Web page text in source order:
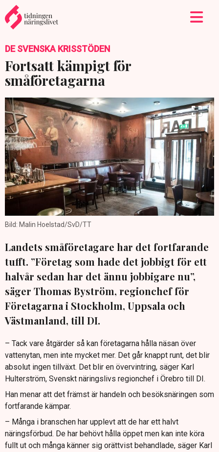
DE SVENSKA KRISSTÖDEN
Fortsatt kämpigt för
småföretagarna
Bild: Malin Hoelstad/SvD/TT
Landets småföretagare har det fortfarande
tufft. ”Företag som hade det jobbigt för ett
halvår sedan har det ännu jobbigare nu”,
säger Thomas Byström, regionchef för
Företagarna i Stockholm, Uppsala och
Västmanland, till DI.
– Tack vare åtgärder så kan företagarna hålla näsan över
vattenytan, men inte mycket mer. Det går knappt runt, det blir
absolut ingen tillväxt. Det blir en övervintring, säger Karl
Hulterström, Svenskt näringslivs regionchef i Örebro till DI.
Han menar att det främst är handeln och besöksnäringen som
fortfarande kämpar.
– Många i branschen har upplevt att de har ett halvt
näringsförbud. De har behövt hålla öppet men kan inte köra
fullt ut och många känner sig orättvist behandlade, säger Karl